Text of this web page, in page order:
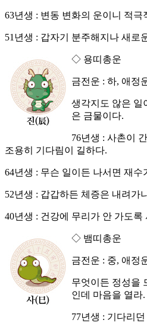
63년생 : 변동 변화의 운이니 적극
51년생 : 갑자기 분주해지나 새로
◇ 용띠총운
금전운 : 하, 애정
생각지도 않은 일
은 금물이다.
76년생 : 사촌이
조용히 기다림이 길하다.
64년생 : 무슨 일이든 나서면 재수
52년생 : 갑갑하든 체증은 내려가
40년생 : 건강에 무리가 안 가도록
◇ 뱀띠총운
금전운 : 중, 애정
무엇이든 정성을
인데 마음을 열라.
77년생 : 기다리